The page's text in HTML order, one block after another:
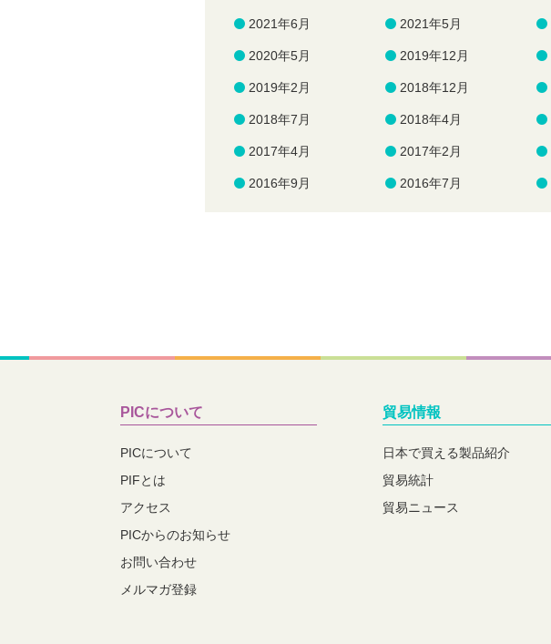
2021年6月 2021年5月
2020年5月 2019年12月
2019年2月 2018年12月
2018年7月 2018年4月
2017年4月 2017年2月
2016年9月 2016年7月
PICについて
PICについて
PIFとは
アクセス
PICからのお知らせ
お問い合わせ
メルマガ登録
貿易情報
日本で買える製品紹介
貿易統計
貿易ニュース